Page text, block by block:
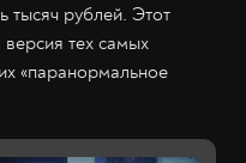
тысяч рублей. Этот
тех самых
«паранормальное